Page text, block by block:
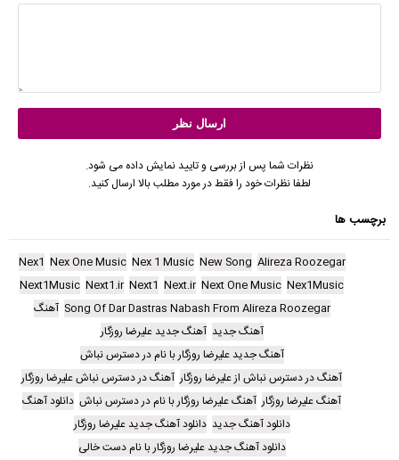
نظرات شما پس از بررسی و تایید نمایش داده می شود.
لطفا نظرات خود را فقط در مورد مطلب بالا ارسال کنید.
برچسب ها
Alireza Roozegar
New Song
Nex 1 Music
Nex One Music
Nex1
Nex1Music
Next One Music
Next.ir
Next1
Next1.ir
Next1Music
Song Of Dar Dastras Nabash From Alireza Roozegar آهنگ
آهنگ جدید آهنگ جدید علیرضا روزگار
آهنگ جدید علیرضا روزگار با نام در دسترس نباش
آهنگ در دسترس نباش از علیرضا روزگار آهنگ در دسترس نباش علیرضا روزگار
آهنگ علیرضا روزگار آهنگ علیرضا روزگار با نام در دسترس نباش دانلود آهنگ
دانلود آهنگ جدید دانلود آهنگ جدید علیرضا روزگار
دانلود آهنگ جدید علیرضا روزگار با نام دست خالی